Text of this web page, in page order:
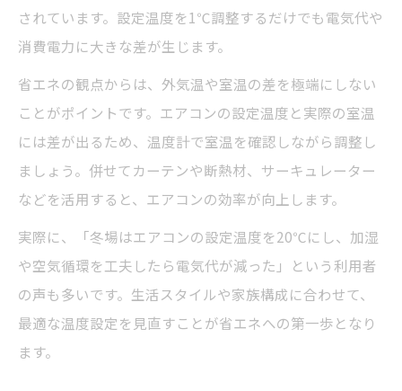
されています。設定温度を1℃調整するだけでも電気代や
消費電力に大きな差が生じます。
省エネの観点からは、外気温や室温の差を極端にしない
ことがポイントです。エアコンの設定温度と実際の室温
には差が出るため、温度計で室温を確認しながら調整し
ましょう。併せてカーテンや断熱材、サーキュレーター
などを活用すると、エアコンの効率が向上します。
実際に、「冬場はエアコンの設定温度を20℃にし、加湿
や空気循環を工夫したら電気代が減った」という利用者
の声も多いです。生活スタイルや家族構成に合わせて、
最適な温度設定を見直すことが省エネへの第一歩となり
ます。